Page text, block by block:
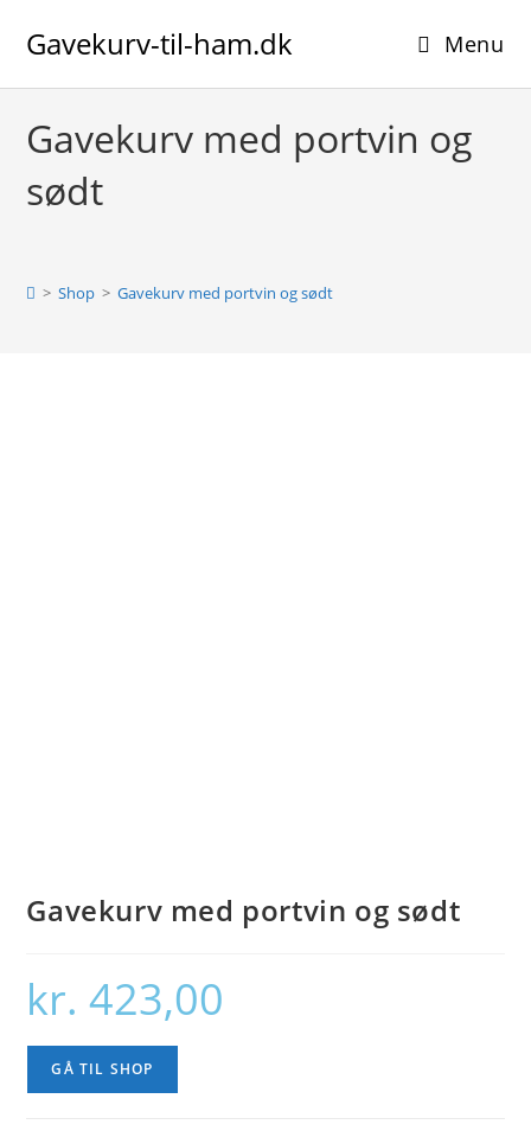
Gavekurv-til-ham.dk Menu
Gavekurv med portvin og
sødt
> Shop > Gavekurv med portvin og sødt
Gavekurv med portvin og sødt
kr. 423,00
GÅ TIL SHOP